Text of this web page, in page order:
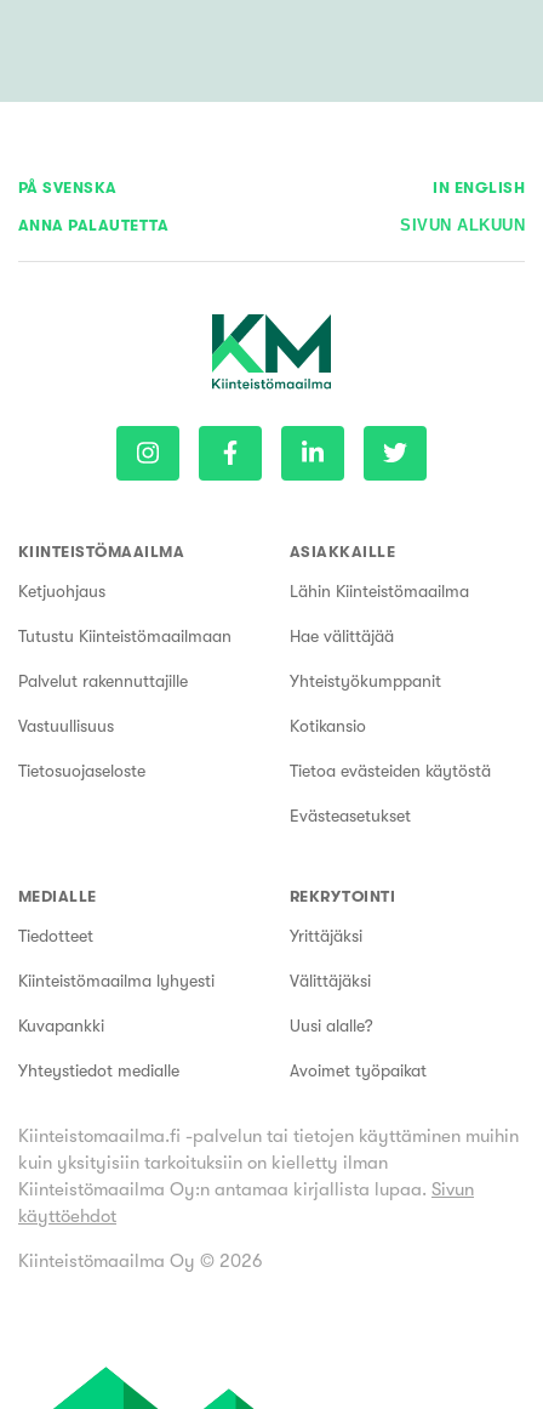
PÅ SVENSKA IN ENGLISH
ANNA PALAUTETTA SIVUN ALKUUN
KIINTEISTÖMAAILMA
Ketjuohjaus
Tutustu Kiinteistömaailmaan
Palvelut rakennuttajille
Vastuullisuus
Tietosuojaseloste
ASIAKKAILLE
Lähin Kiinteistömaailma
Hae välittäjää
Yhteistyökumppanit
Kotikansio
Tietoa evästeiden käytöstä
Evästeasetukset
MEDIALLE
Tiedotteet
Kiinteistömaailma lyhyesti
Kuvapankki
Yhteystiedot medialle
REKRYTOINTI
Yrittäjäksi
Välittäjäksi
Uusi alalle?
Avoimet työpaikat
Kiinteistomaailma.fi -palvelun tai tietojen käyttäminen muihin
kuin yksityisiin tarkoituksiin on kielletty ilman
Kiinteistömaailma Oy:n antamaa kirjallista lupaa. Sivun
käyttöehdot
Kiinteistömaailma Oy © 2026